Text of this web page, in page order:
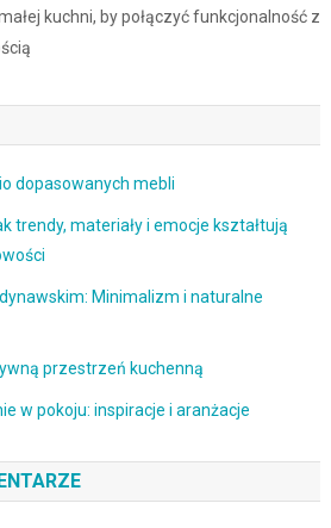
kuchni, by połączyć funkcjonalność z
dopasowanych mebli
trendy, materiały i emocje kształtują
Minimalizm i naturalne
przestrzeń kuchenną
w pokoju: inspiracje i aranżacje